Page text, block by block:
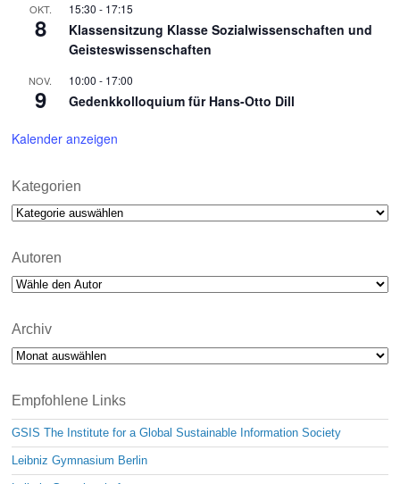
OKT.
8
15:30 - 17:15
Klassensitzung Klasse Sozialwissenschaften und
Geisteswissenschaften
NOV.
9
10:00 - 17:00
Gedenkkolloquium für Hans-Otto Dill
Kalender anzeigen
Kategorien
Kategorien
Autoren
Archiv
Archiv
Empfohlene Links
GSIS The Institute for a Global Sustainable Information Society
Leibniz Gymnasium Berlin